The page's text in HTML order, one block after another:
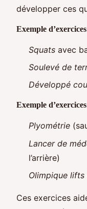
développer ces
Exemple
Squats avec
Soulevé de
Développé
Exemple
Plyométrie
Lancer de
l’arrière)
Olimpique lifts
Ces exercices